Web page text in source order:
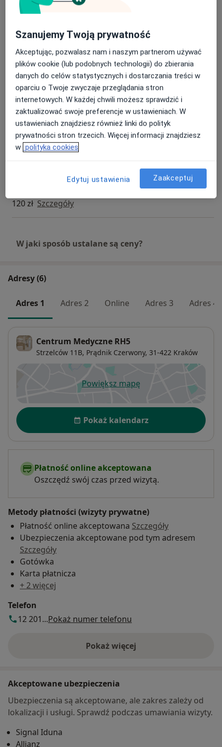
Konsultacja kardiologiczna
ECHO serca
200 zł - 250 zł Szczegóły Umów wizytę
Konsultacja kardiologiczna + ECHO
Od 400 zł Szczegóły
Umów wizytę
Konsultacja kardiologiczna + ECHO
serca + EKG (pierwsza wizyta)
120 zł Szczegóły
W jaki sposób ustalane są ceny?
Adresy (6)
Adres 1 Adres 2 Online Adres 3 Adres 4
Centrum Medyczne RH5
Strzelców 11B, Prądnik Czerwony, 31-422 Kraków
Powiększ mapęotwiera się w nowej karcie
Dostępność
Pokaż kalendarz
Płatność online akceptowana
Oszczędź swój czas przed wizytą.
Metody płatności (wizyty prywatne)
Płatność online akceptowana Szczegóły
Ubezpieczenia akceptowane pod tym adresem
Szczegóły
Gotówka
Karta płatnicza
+ 2 więcej
Telefon
12 201...Pokaż numer telefonu
Pokaż więcej
o adresie
Akceptowane ubezpieczenia
Ubezpieczenia są akceptowane, ale zakres zależy od
lokalizacji i usługi. Sprawdź podczas umawiania wizyty.
Signal Iduna
Allianz
Szanujemy Twoją prywatność
Akceptując, pozwalasz nam i naszym partnerom używać
plików cookie (lub podobnych technologii) do zbierania
danych do celów statystycznych i dostarczania treści w
oparciu o Twoje zwyczaje przeglądania stron
internetowych. W każdej chwili możesz sprawdzić i
zaktualizować swoje preferencje w ustawieniach. W
ustawieniach znajdziesz również linki do polityk
prywatności stron trzecich. Więcej informacji znajdziesz
w polityka cookies
Edytuj ustawienia Zaakceptuj